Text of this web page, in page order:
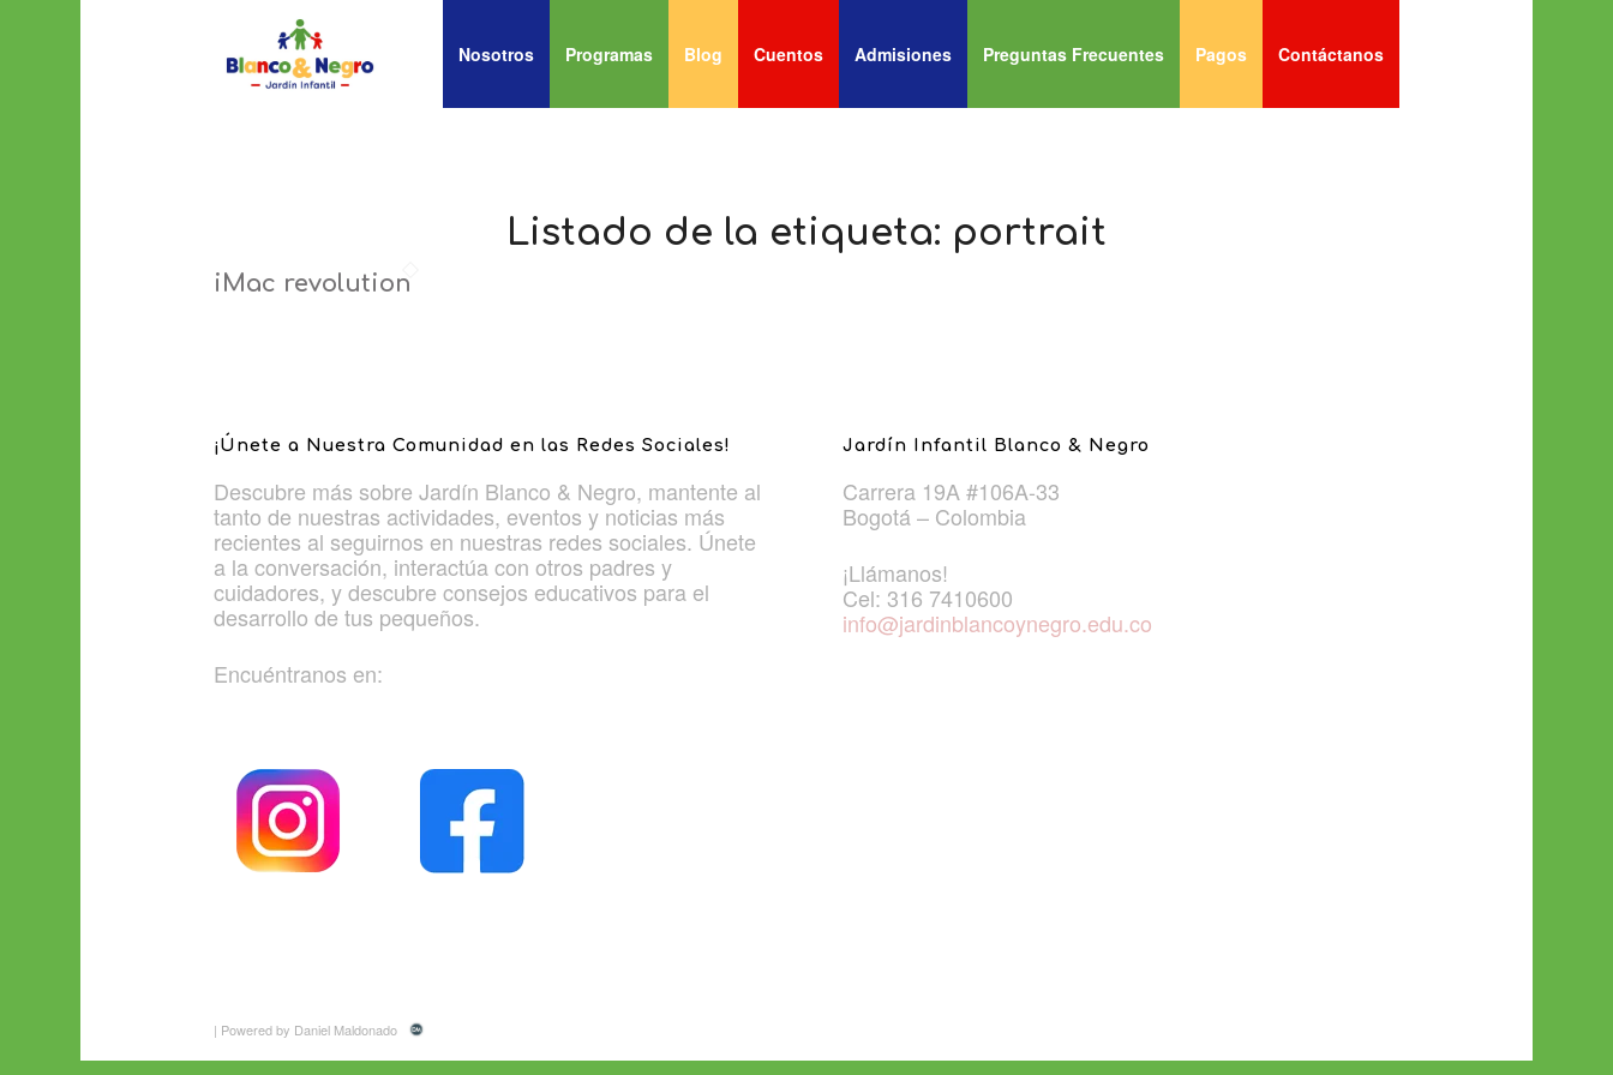
Nosotros Programas Blog Cuentos Admisiones Preguntas Frecuentes Pagos Contáctanos
Listado de la etiqueta: portrait
iMac revolution
¡Únete a Nuestra Comunidad en las Redes Sociales!
Descubre más sobre Jardín Blanco & Negro, mantente al
tanto de nuestras actividades, eventos y noticias más
recientes al seguirnos en nuestras redes sociales. Únete
a la conversación, interactúa con otros padres y
cuidadores, y descubre consejos educativos para el
desarrollo de tus pequeños.
Encuéntranos en:
Jardín Infantil Blanco & Negro
Carrera 19A #106A-33
Bogotá – Colombia
¡Llámanos!
Cel: 316 7410600
info@jardinblancoynegro.edu.co
| Powered by Daniel Maldonado